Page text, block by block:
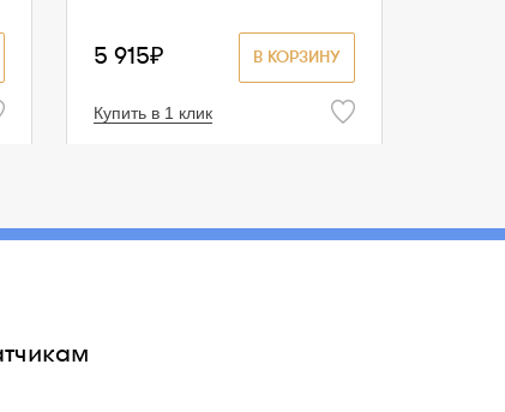
В КОРЗИНУ
5 915₽
Купить в 1 клик